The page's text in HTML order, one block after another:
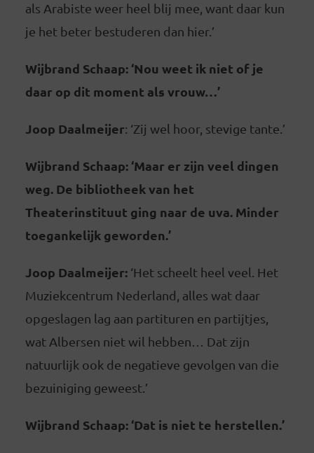
als Arabiste weer heel blij mee, want daar kun
je het beter bestuderen dan hier.’
Wijbrand Schaap: ‘Nou weet ik niet of je
daar op dit moment als vrouw…’
Joop Daalmeijer: ‘Zij wel hoor, stevige tante.’
Wijbrand Schaap: ‘Maar er zijn veel dingen
weg. De bibliotheek van het
Theaterinstituut ging naar de uva. Minder
toegankelijk geworden.’
Joop Daalmeijer:‘Het scheelt heel veel. Het
Muziekcentrum Nederland, alles wat daar
opgeslagen lag aan partituren en partijtjes,
wat Albersen niet wil hebben… Dat zijn
natuurlijk ook de negatieve gevolgen van die
bezuiniging geweest.’
Wijbrand Schaap: ‘Dat is niet te herstellen.’